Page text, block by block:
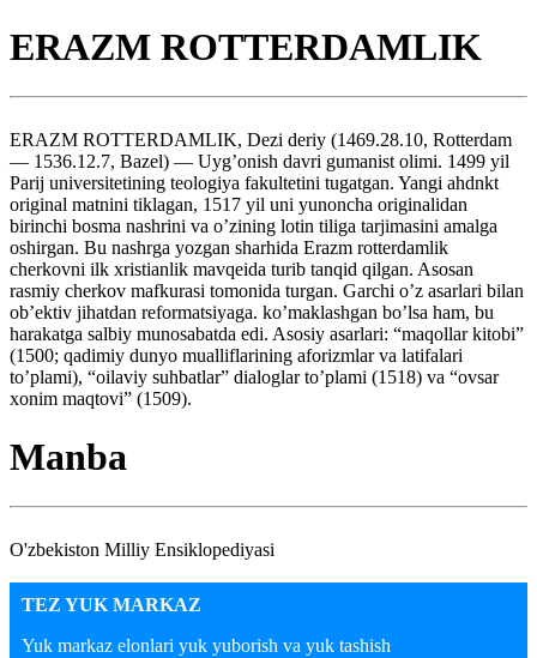
ERAZM ROTTERDAMLIK
ERAZM ROTTERDAMLIK, Dezi deriy (1469.28.10, Rotterdam
— 1536.12.7, Bazel) — Uyg’onish davri gumanist olimi. 1499 yil
Parij universitetining teologiya fakultetini tugatgan. Yangi ahdnkt
original matnini tiklagan, 1517 yil uni yunoncha originalidan
birinchi bosma nashrini va o’zining lotin tiliga tarjimasini amalga
oshirgan. Bu nashrga yozgan sharhida Erazm rotterdamlik
cherkovni ilk xristianlik mavqeida turib tanqid qilgan. Asosan
rasmiy cherkov mafkurasi tomonida turgan. Garchi o’z asarlari bilan
ob’ektiv jihatdan reformatsiyaga. ko’maklashgan bo’lsa ham, bu
harakatga salbiy munosabatda edi. Asosiy asarlari: “maqollar kitobi”
(1500; qadimiy dunyo mualliflarining aforizmlar va latifalari
to’plami), “oilaviy suhbatlar” dialoglar to’plami (1518) va “ovsar
xonim maqtovi” (1509).
Manba
O'zbekiston Milliy Ensiklopediyasi
TEZ YUK MARKAZ
Yuk markaz elonlari yuk yuborish va yuk tashish